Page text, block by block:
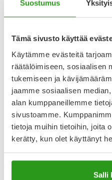
Suostumus
Tämä sivusto käyttää
Käytämme evästeitä
räätälöimiseen, sosiaalisen
tukemiseen ja
jaamme sosiaalisen
alan kumppaneillemme
sivustoamme.
tietoja muihin tietoihin, joita
kerätty, kun olet käyttänyt
Salli
Varaa reseptilääke
Katso kaikki
YA-muistuttaja
Muistuttajan avulla pidät
tuotteet ajoissa, eivätkä ne